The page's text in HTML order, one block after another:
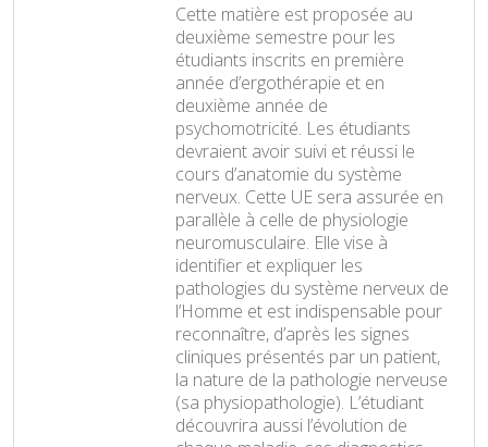
Cette matière est proposée au
deuxième semestre pour les
étudiants inscrits en première
année d’ergothérapie et en
deuxième année de
psychomotricité. Les étudiants
devraient avoir suivi et réussi le
cours d’anatomie du système
nerveux. Cette UE sera assurée en
parallèle à celle de physiologie
neuromusculaire. Elle vise à
identifier et expliquer les
pathologies du système nerveux de
l’Homme et est indispensable pour
reconnaître, d’après les signes
cliniques présentés par un patient,
la nature de la pathologie nerveuse
(sa physiopathologie). L’étudiant
découvrira aussi l’évolution de